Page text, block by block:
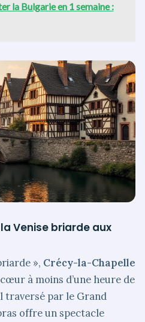
la Bulgarie en 1 semaine :
Venise briarde aux
», Crécy-la-Chapelle
à moins d’une heure de
traversé par le Grand
offre un spectacle